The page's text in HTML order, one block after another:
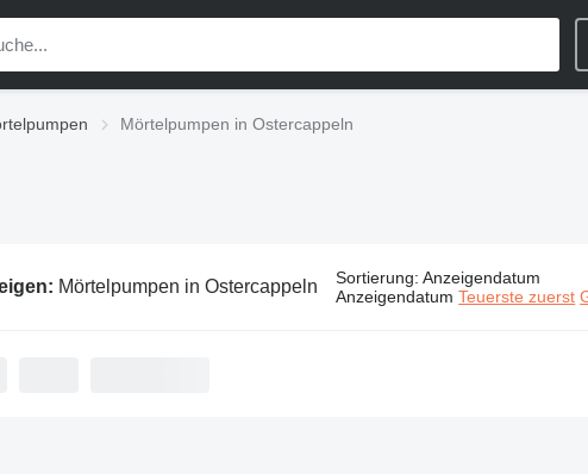
Mörtelpumpen in Ostercappeln
Mörtelpumpen in Ostercappeln Sortierung: Anzeigendatum
Anzeigendatum Teuerste zuerst